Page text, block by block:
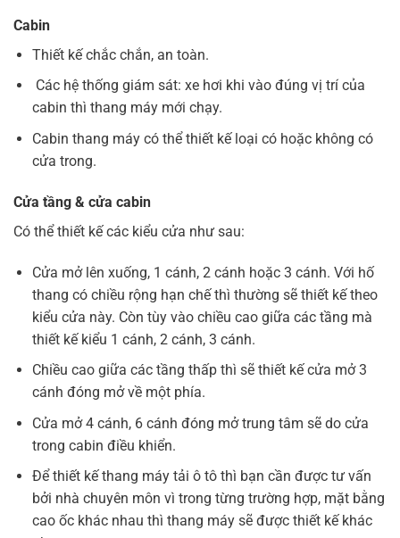
Cabin
Thiết kế chắc chắn, an toàn.
Các hệ thống giám sát: xe hơi khi vào đúng vị trí của
cabin thì thang máy mới chạy.
Cabin thang máy có thể thiết kế loại có hoặc không có
cửa trong.
Cửa tầng & cửa cabin
Có thể thiết kế các kiểu cửa như sau:
Cửa mở lên xuống, 1 cánh, 2 cánh hoặc 3 cánh. Với hố
thang có chiều rộng hạn chế thì thường sẽ thiết kế theo
kiểu cửa này. Còn tùy vào chiều cao giữa các tầng mà
thiết kế kiểu 1 cánh, 2 cánh, 3 cánh.
Chiều cao giữa các tầng thấp thì sẽ thiết kế cửa mở 3
cánh đóng mở về một phía.
Cửa mở 4 cánh, 6 cánh đóng mở trung tâm sẽ do cửa
trong cabin điều khiển.
Để thiết kế thang máy tải ô tô thì bạn cần được tư vấn
bởi nhà chuyên môn vì trong từng trường hợp, mặt bằng
cao ốc khác nhau thì thang máy sẽ được thiết kế khác